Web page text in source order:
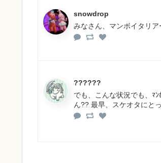
snowdrop
みなさん、マンボイタリ
??????
でも、こんな状況でも、ﾏ
ん?? 最早、スケオタにと